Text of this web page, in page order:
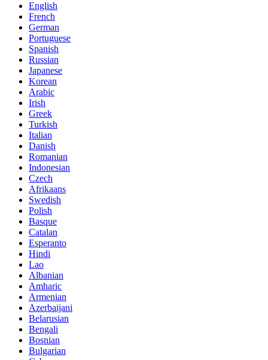
English
French
German
Portuguese
Spanish
Russian
Japanese
Korean
Arabic
Irish
Greek
Turkish
Italian
Danish
Romanian
Indonesian
Czech
Afrikaans
Swedish
Polish
Basque
Catalan
Esperanto
Hindi
Lao
Albanian
Amharic
Armenian
Azerbaijani
Belarusian
Bengali
Bosnian
Bulgarian